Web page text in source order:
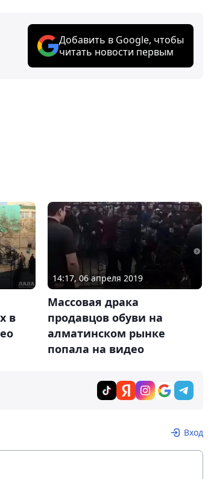
Добавить в Google, чтобы
читать новости первым
в
14:17, 06 апреля 2019
Массовая драка
продавцов обуви на
алматинском рынке
попала на видео
Вход